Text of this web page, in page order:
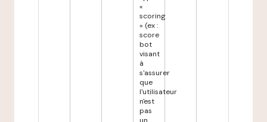
«
scoring
» (ex :
score
bot
visant
à
s'assurer
que
l'utilisateur
n'est
pas